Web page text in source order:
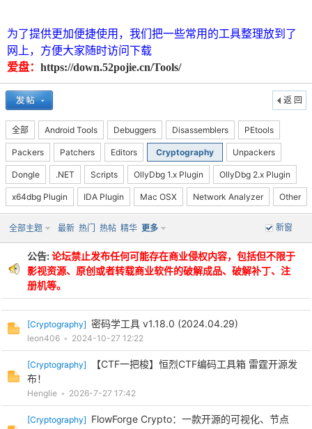
解
-
52
为了提供更加便捷使用，我们把一些常用的工具整理放到了
网上，方便大家随时访问下载
爱盘： https://down.52pojie.cn/Tools/
返 回
全部 Android Tools Debuggers Disassemblers PEtools
Packers Patchers Editors Cryptography Unpackers
Dongle .NET Scripts OllyDbg 1.x Plugin OllyDbg 2.x Plugin
x64dbg Plugin IDA Plugin Mac OSX Network Analyzer Other
新窗
全部主题 最新 热门 热帖 精华 更多
公告:论坛禁止发布任何可能存在商业侵权内容，包括但不限于
影视资源、原创或者转载商业软件的破解成品、破解补丁、注
册机等。
[Cryptography] 密码学工具 v1.18.0 (2024.04.29)
leon406 • 2024-10-27 12:22
[Cryptography]
【CTF一把梭】恒烈CTF编码工具箱 雷霆开源发
布！
Henglie • 2026-7-27 17:42
[Cryptography] FlowForge Crypto：一款开源的可视化、节点